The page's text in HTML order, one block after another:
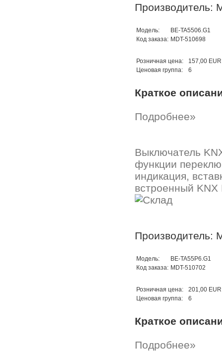
Производитель:
Модель:
BE-TA5506.G1
Код заказа: MDT-510698
Розничная цена:
157,00 EUR
Ценовая группа:
6
Краткое
Подробнее»
Выключатель
функции
индикация,
встроенный
Производитель:
Модель:
BE-TA55P6.G1
Код заказа: MDT-510702
Розничная цена:
201,00 EUR
Ценовая группа:
6
Краткое
Подробнее»